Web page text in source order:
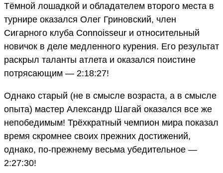
Тёмной лошадкой и обладателем второго места в
турнире оказался Олег Гриновский, член
Сигарного клуба Connoisseur и относительный
новичок в деле медленного курения. Его результат
раскрыл таланты атлета и оказался поистине
потрясающим — 2:18:27!
Однако старый (не в смысле возраста, а в смысле
опыта) мастер Александр Шагай оказался все же
непобедимым! Трёхкратный чемпион мира показал
время скромнее своих прежних достижений,
однако, по-прежнему весьма убедительное —
2:27:30!